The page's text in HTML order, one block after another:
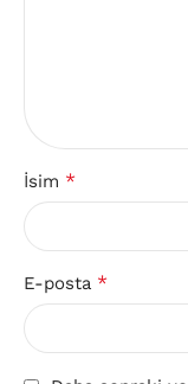
İsim *
E-posta *